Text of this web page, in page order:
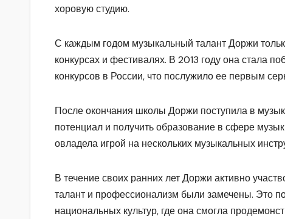
хоровую студию.
С каждым годом музыкальный талант Доржи
конкурсах и фестивалях. В 2013 году она стала
конкурсов в России, что послужило ее первым
После окончания школы Доржи поступила в
потенциал и получить образование в сфере
овладела игрой на нескольких музыкальных
В течение своих ранних лет Доржи активно
талант и профессионализм были замечены. Это
национальных культур, где она смогла